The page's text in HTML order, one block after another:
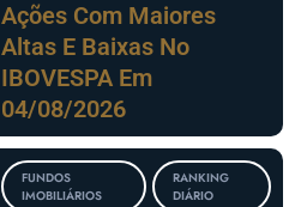
Ações Com Maiores
Altas E Baixas No
IBOVESPA Em
04/08/2026
FUNDOS
IMOBILIÁRIOS
RANKING
DIÁRIO